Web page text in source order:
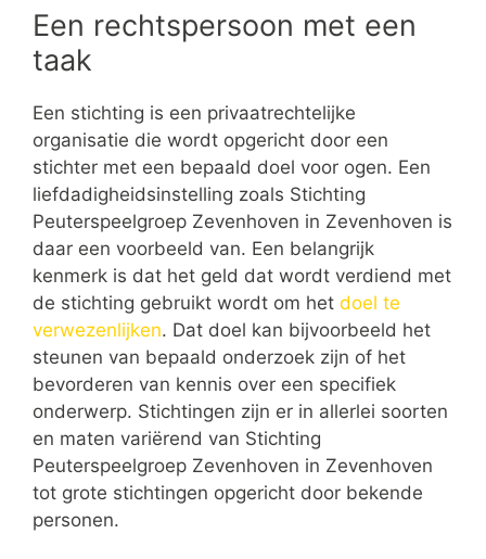
Een rechtspersoon met een
taak
Een stichting is een privaatrechtelijke
organisatie die wordt opgericht door een
stichter met een bepaald doel voor ogen. Een
liefdadigheidsinstelling zoals Stichting
Peuterspeelgroep Zevenhoven in Zevenhoven is
daar een voorbeeld van. Een belangrijk
kenmerk is dat het geld dat wordt verdiend met
de stichting gebruikt wordt om het doel te
verwezenlijken. Dat doel kan bijvoorbeeld het
steunen van bepaald onderzoek zijn of het
bevorderen van kennis over een specifiek
onderwerp. Stichtingen zijn er in allerlei soorten
en maten variërend van Stichting
Peuterspeelgroep Zevenhoven in Zevenhoven
tot grote stichtingen opgericht door bekende
personen.